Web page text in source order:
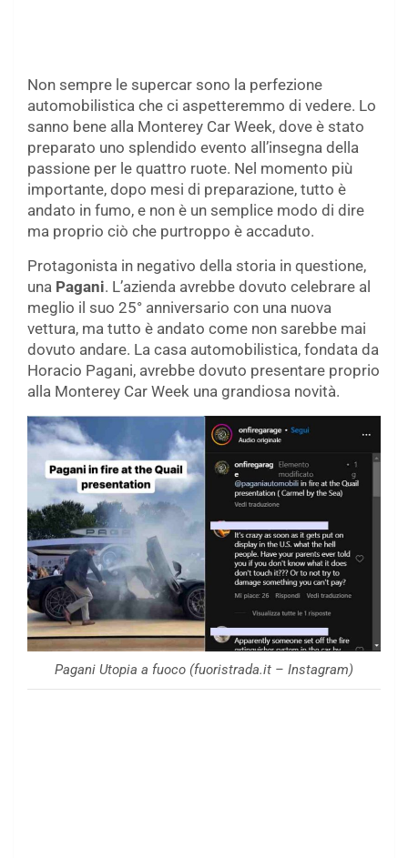
Non sempre le supercar sono la perfezione
automobilistica che ci aspetteremmo di vedere. Lo
sanno bene alla Monterey Car Week, dove è stato
preparato uno splendido evento all’insegna della
passione per le quattro ruote. Nel momento più
importante, dopo mesi di preparazione, tutto è
andato in fumo, e non è un semplice modo di dire
ma proprio ciò che purtroppo è accaduto.
Protagonista in negativo della storia in questione,
una Pagani. L’azienda avrebbe dovuto celebrare al
meglio il suo 25° anniversario con una nuova
vettura, ma tutto è andato come non sarebbe mai
dovuto andare. La casa automobilistica, fondata da
Horacio Pagani, avrebbe dovuto presentare proprio
alla Monterey Car Week una grandiosa novità.
Pagani Utopia a fuoco (fuoristrada.it – Instagram)